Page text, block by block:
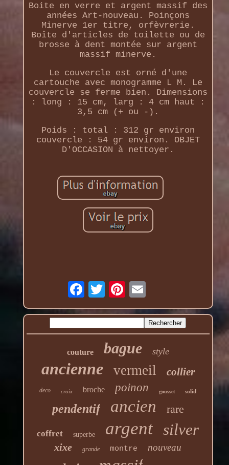
Boite en verre et argent massif des
années Art-nouveau. Poinçons
Minerve 1er titre, orfèvrerie.
Boîte d'articles de toilette ou de
brosse à dent montée sur argent
massif minerve.
Le couvercle est orné d'une
cartouche avec monogramme L M. Le
couvercle se ferme bien. Dimensions
: long : 15 cm, larg : 4 cm haut :
3,5 cm (+ ou -).
Poids : total : 312 gr environ
couvercle : 54 gr environ. OBJET
D'OCCASION à nettoyer.
couture bague style
ancienne vermeil collier
deco croix broche poinon gousset solid
pendentif ancien rare
coffret superbe argent silver
xixe grande montre nouveau